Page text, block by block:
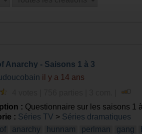
Anarchy - Saisons 1 à 3
il y a 14 ans
: Questionnaire sur les saisons 1
: Séries TV > Séries dramatiques
of anarchy hunnam perlman gang